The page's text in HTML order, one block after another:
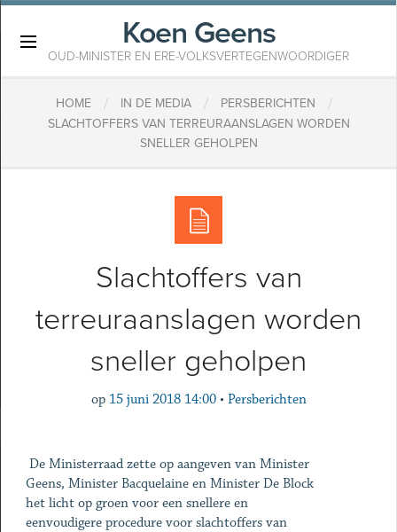
Koen Geens
OUD-MINISTER EN ERE-VOLKSVERTEGENWOORDIGER
HOME / IN DE MEDIA / PERSBERICHTEN /
SLACHTOFFERS VAN TERREURAANSLAGEN WORDEN
SNELLER GEHOLPEN
Slachtoffers van
terreuraanslagen worden
sneller geholpen
op 15 juni 2018 14:00 • Persberichten
De Ministerraad zette op aangeven van Minister
Geens, Minister Bacquelaine en Minister De Block
het licht op groen voor een snellere en
eenvoudigere procedure voor slachtoffers van